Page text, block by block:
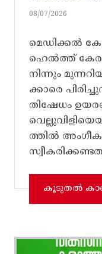
08/07/2026
മെഡിക്കൽ
ഹെൽത്ത്
നിന്നും
ക്കാരെ
തിഷേധം
ത്തിൽ
കൂടുതൽ